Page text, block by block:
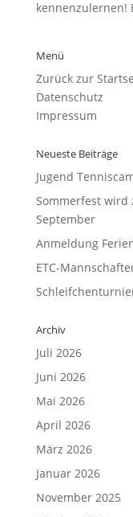
kennenzulernen!
Menü
Zurück zur
Datenschutz
Impressum
Neueste Beiträge
Jugend
Sommerfest wird
September
Anmeldung
ETC-
Archiv
Juli 2026
Juni 2026
Mai 2026
April 2026
März 2026
Januar 2026
November 2025